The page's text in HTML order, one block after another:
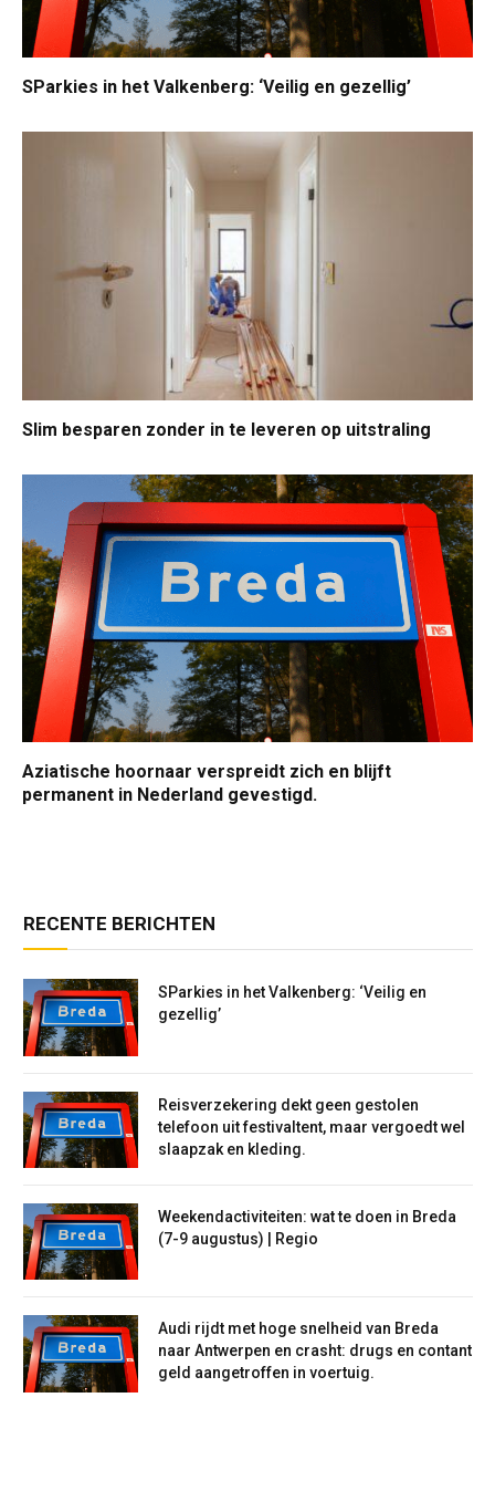
SParkies in het Valkenberg: ‘Veilig en gezellig’
Slim besparen zonder in te leveren op uitstraling
Aziatische hoornaar verspreidt zich en blijft
permanent in Nederland gevestigd.
RECENTE BERICHTEN
SParkies in het Valkenberg: ‘Veilig en
gezellig’
Reisverzekering dekt geen gestolen
telefoon uit festivaltent, maar vergoedt wel
slaapzak en kleding.
Weekendactiviteiten: wat te doen in Breda
(7-9 augustus) | Regio
Audi rijdt met hoge snelheid van Breda
naar Antwerpen en crasht: drugs en contant
geld aangetroffen in voertuig.